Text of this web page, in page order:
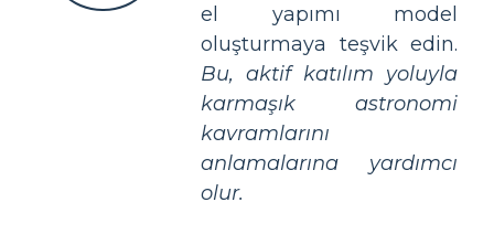
el yapımı model
oluşturmaya teşvik edin.
Bu, aktif katılım yoluyla
karmaşık astronomi
kavramlarını
anlamalarına yardımcı
olur.